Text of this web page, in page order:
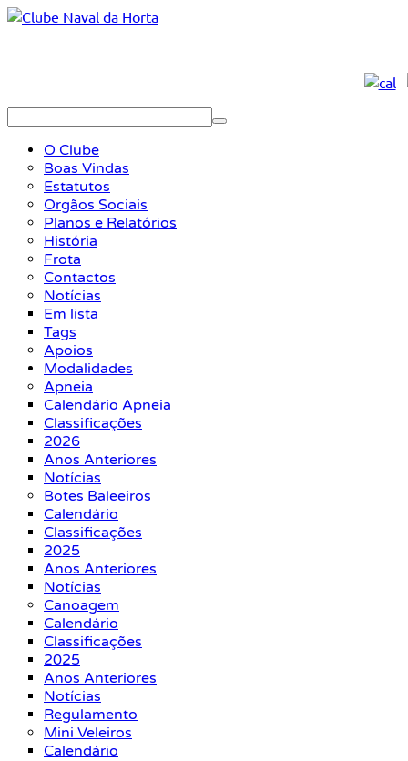
O Clube
Boas Vindas
Estatutos
Orgãos Sociais
Planos e Relatórios
História
Frota
Contactos
Notícias
Em lista
Tags
Apoios
Modalidades
Apneia
Calendário Apneia
Classificações
2026
Anos Anteriores
Notícias
Botes Baleeiros
Calendário
Classificações
2025
Anos Anteriores
Notícias
Canoagem
Calendário
Classificações
2025
Anos Anteriores
Notícias
Regulamento
Mini Veleiros
Calendário